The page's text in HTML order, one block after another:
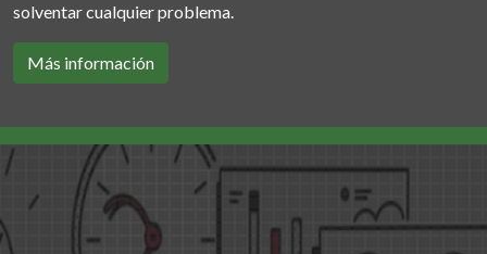
solventar cualquier problema.
Más información